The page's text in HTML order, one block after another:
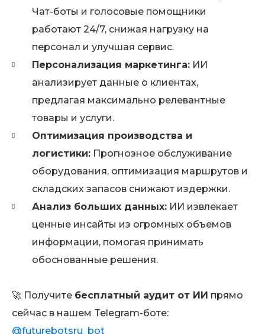
Чат-боты и голосовые помощники
работают 24/7, снижая нагрузку на
персонал и улучшая сервис.
Персонализация маркетинга: ИИ
анализирует данные о клиентах,
предлагая максимально релевантные
товары и услуги.
Оптимизация производства и
логистики: Прогнозное обслуживание
оборудования, оптимизация маршрутов и
складских запасов снижают издержки.
Анализ больших данных: ИИ извлекает
ценные инсайты из огромных объемов
информации, помогая принимать
обоснованные решения.
🚀 Получите бесплатный аудит от ИИ прямо
сейчас в нашем Telegram-боте:
@futurebotsru_bot